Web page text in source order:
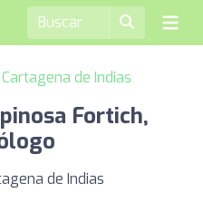
de Indias
Fortich,
de Indias